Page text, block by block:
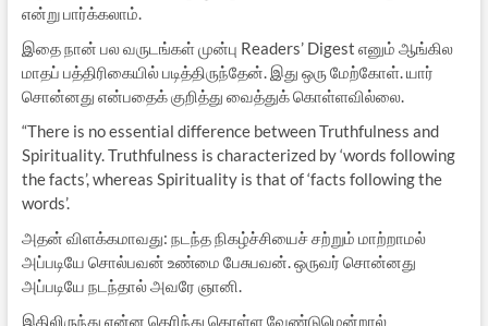
என்று பார்க்கலாம்.
இதை நான் பல வருடங்கள் முன்பு Readers’ Digest எனும் ஆங்கில
மாதப் பத்திரிகையில் படித்திருந்தேன். இது ஒரு மேற்கோள். யார்
சொன்னது என்பதைக் குறித்து வைத்துக் கொள்ளவில்லை.
“There is no essential difference between Truthfulness and
Spirituality. Truthfulness is characterized by ‘words following
the facts’, whereas Spirituality is that of ‘facts following the
words’.
அதன் விளக்கமாவது: நடந்த நிகழ்ச்சியைச் சற்றும் மாற்றாமல்
அப்படியே சொல்பவன் உண்மை பேசுபவன். ஒருவர் சொன்னது
அப்படியே நடந்தால் அவரே ஞானி.
இதிலிருந்து என்ன தெரிந்து கொள்ள வேண்டுமென்றால்